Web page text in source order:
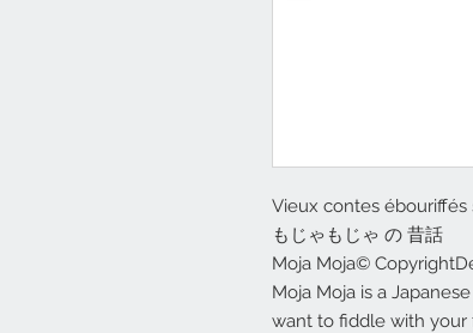
Vieux contes ébouriffés
もじゃもじゃ の 昔話
Moja Moja©
Moja Moja is a
want to fiddle with your